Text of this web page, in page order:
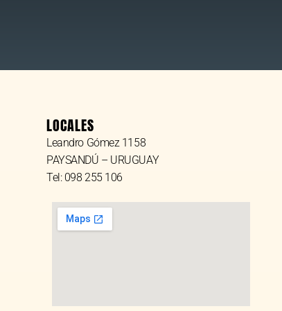
LOCALES
Leandro Gómez 1158
PAYSANDÚ – URUGUAY
Tel: 098 255 106